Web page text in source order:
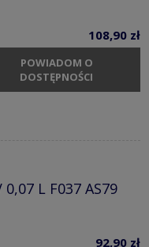
108,90 zł
POWIADOM O
DOSTĘPNOŚCI
L F037 AS79
92,90 zł